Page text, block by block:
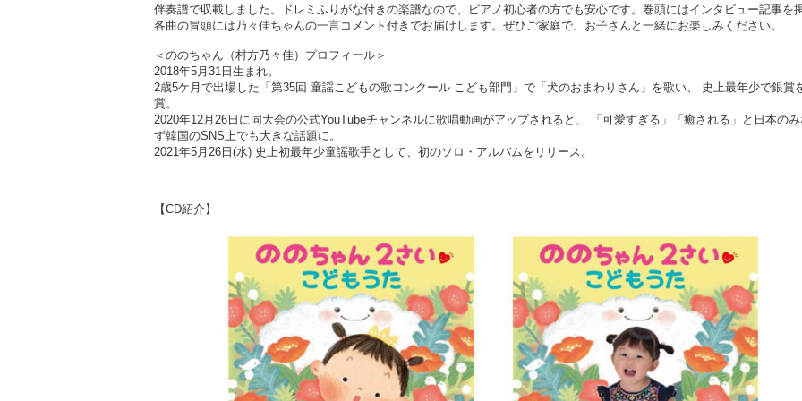
伴奏譜で収載しました。ドレミふりがな付きの楽譜なので、ピアノ初心者の方でも安心です。巻頭にはインタビュー記事を掲
各曲の冒頭には乃々佳ちゃんの一言コメント付きでお届けします。ぜひご家庭で、お子さんと一緒にお楽しみください。
＜ののちゃん（村方乃々佳）プロフィール＞
2018年5月31日生まれ。
2歳5ケ月で出場した「第35回 童謡こどもの歌コンクール こども部門」で「犬のおまわりさん」を歌い、 史上最年少で銀賞
賞。
2020年12月26日に同大会の公式YouTubeチャンネルに歌唱動画がアップされると、 「可愛すぎる」「癒される」と日本のみ
ず韓国のSNS上でも大きな話題に。
2021年5月26日(水) 史上初最年少童謡歌手として、初のソロ・アルバムをリリース。
【CD紹介】